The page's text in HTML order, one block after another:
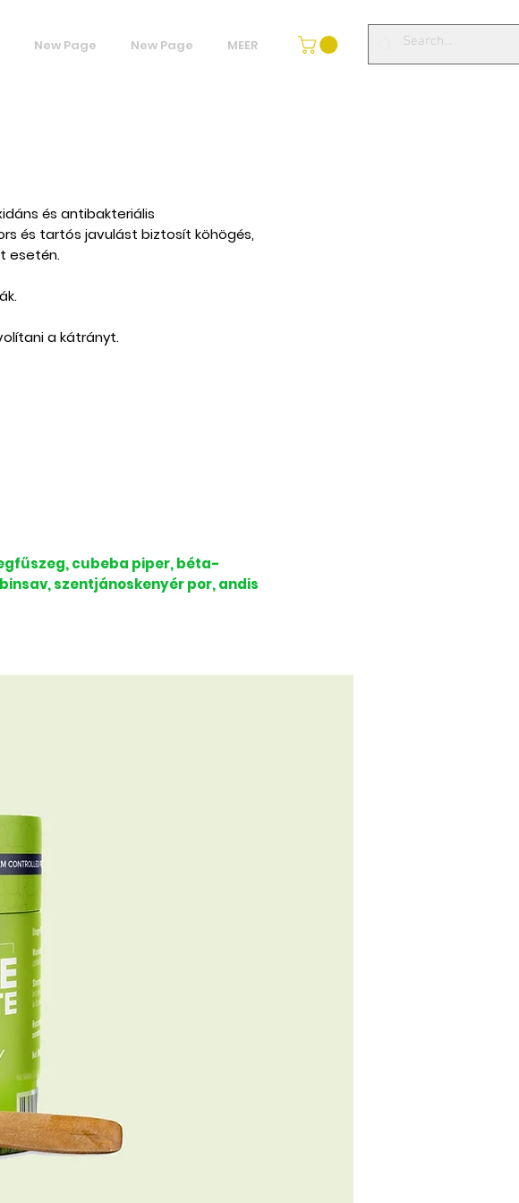
New Page New Page MEER
és antibakteriális
és tartós javulást biztosít köhögés,
esetén.
a kátrányt.
cubeba piper, béta-
szentjánoskenyér por, andis